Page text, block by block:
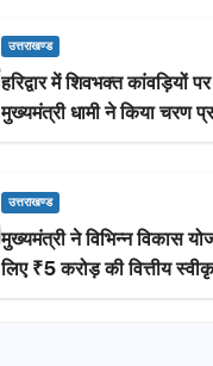
उत्तराखण्ड
हरिद्वार में शिवभक्त कांवड़ियों पर
मुख्यमंत्री धामी ने किया चरण
उत्तराखण्ड
मुख्यमंत्री ने विभिन्न विकास
लिए ₹5 करोड़ की वित्तीय